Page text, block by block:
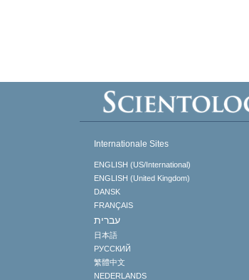
Internationale Sites
ENGLISH (US/International)
ENGLISH (United Kingdom)
DANSK
FRANÇAIS
עברית
日本語
РУССКИЙ
繁體中文
NEDERLANDS